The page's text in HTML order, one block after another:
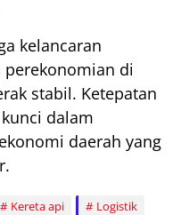
kelancaran
di
stabil. Ketepatan
dalam
daerah yang
Kereta api Logistik